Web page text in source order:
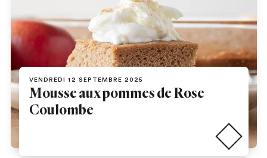
VENDREDI 12 SEPTEMBRE 2025
Mousse aux pommes de Rose
Coulombe
Lire la suite